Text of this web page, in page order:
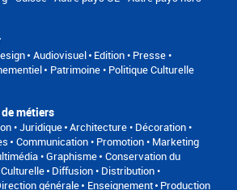
Audiovisuel Edition • Presse •
Patrimoine • Politique Culturelle
métiers
• Juridique Architecture • Décoration •
Communication • Promotion • Marketing
• Graphisme Conservation du
Diffusion • Distribution •
générale Enseignement Production